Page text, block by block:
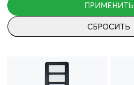
ПРИМЕНИТЬ
ПРИМЕНИТЬ